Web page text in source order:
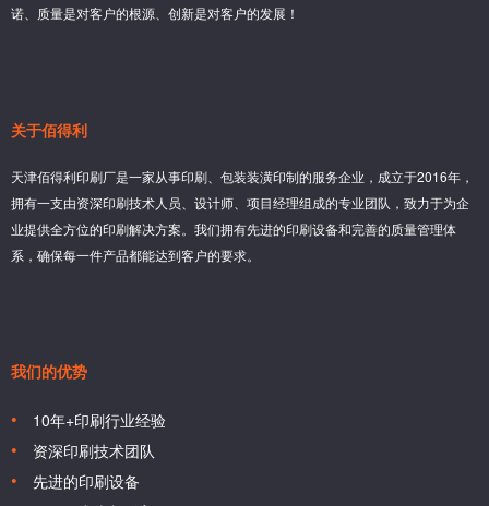
诺、质量是对客户的根源、创新是对客户的发展！
关于佰得利
天津佰得利印刷厂是一家从事印刷、包装装潢印制的服务企业，成立于2016年，
拥有一支由资深印刷技术人员、设计师、项目经理组成的专业团队，致力于为企
业提供全方位的印刷解决方案。我们拥有先进的印刷设备和完善的质量管理体
系，确保每一件产品都能达到客户的要求。
我们的优势
10年+印刷行业经验
资深印刷技术团队
先进的印刷设备